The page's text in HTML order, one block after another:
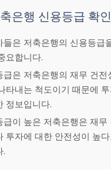
은행 신용등급 확
들은 저축은행의 신용등급
요합니다.
급은 저축은행의 재무 건전
타내는 척도이기 때문에
정보입니다.
급이 높은 저축은행은 재무
투자에 대한 안전성이 높
.